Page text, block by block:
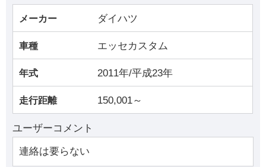
メーカー ダイハツ
車種 エッセカスタム
年式 2011年/平成23年
走行距離 150,001～
ユーザーコメント
連絡は要らない